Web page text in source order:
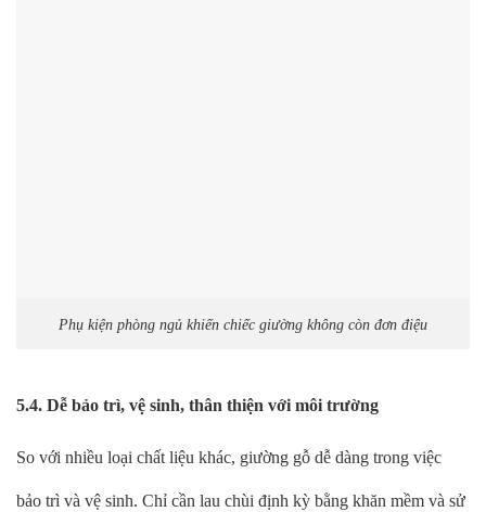
Phụ kiện phòng ngủ khiến chiếc giường không còn đơn điệu
5.4. Dễ bảo trì, vệ sinh, thân thiện với môi trường
So với nhiều loại chất liệu khác, giường gỗ dễ dàng trong việc
bảo trì và vệ sinh. Chỉ cần lau chùi định kỳ bằng khăn mềm và sử